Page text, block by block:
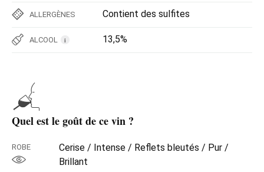
ALLERGÈNES Contient des sulfites
ALCOOL i 13,5%
Quel est le goût de ce vin ?
ROBE
Cerise / Intense / Reflets bleutés / Pur /
Brillant